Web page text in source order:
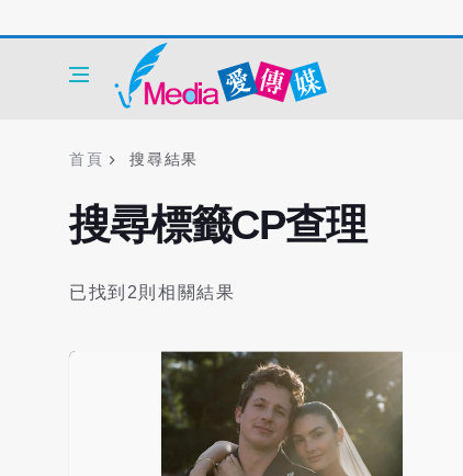
首頁 搜尋結果
搜尋標籤CP查理
已找到2則相關結果